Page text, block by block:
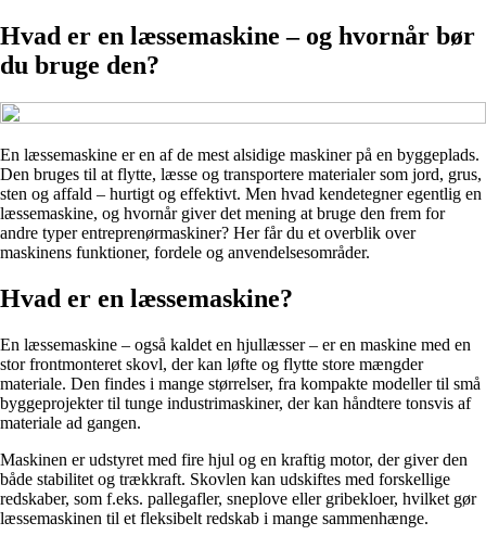
Hvad er en læssemaskine – og hvornår bør
du bruge den?
En læssemaskine er en af de mest alsidige maskiner på en byggeplads.
Den bruges til at flytte, læsse og transportere materialer som jord, grus,
sten og affald – hurtigt og effektivt. Men hvad kendetegner egentlig en
læssemaskine, og hvornår giver det mening at bruge den frem for
andre typer entreprenørmaskiner? Her får du et overblik over
maskinens funktioner, fordele og anvendelsesområder.
Hvad er en læssemaskine?
En læssemaskine – også kaldet en hjullæsser – er en maskine med en
stor frontmonteret skovl, der kan løfte og flytte store mængder
materiale. Den findes i mange størrelser, fra kompakte modeller til små
byggeprojekter til tunge industrimaskiner, der kan håndtere tonsvis af
materiale ad gangen.
Maskinen er udstyret med fire hjul og en kraftig motor, der giver den
både stabilitet og trækkraft. Skovlen kan udskiftes med forskellige
redskaber, som f.eks. pallegafler, sneplove eller gribekloer, hvilket gør
læssemaskinen til et fleksibelt redskab i mange sammenhænge.